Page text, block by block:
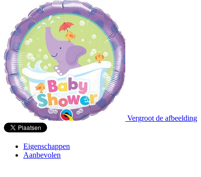
Vergroot de afbeelding
Eigenschappen
Aanbevolen